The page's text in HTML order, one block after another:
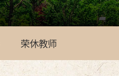
荣休教师